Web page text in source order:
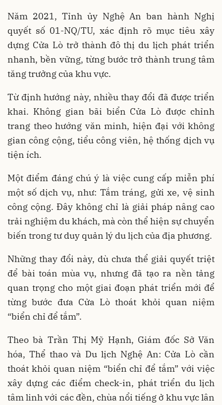
Năm 2021, Tỉnh ủy Nghệ An ban hành Nghị
quyết số 01-NQ/TU, xác định rõ mục tiêu xây
dựng Cửa Lò trở thành đô thị du lịch phát triển
nhanh, bền vững, từng bước trở thành trung tâm
tăng trưởng của khu vực.
Từ định hướng này, nhiều thay đổi đã được triển
khai. Không gian bãi biển Cửa Lò được chỉnh
trang theo hướng văn minh, hiện đại với không
gian công cộng, tiểu công viên, hệ thống dịch vụ
tiện ích.
Một điểm đáng chú ý là việc cung cấp miễn phí
một số dịch vụ, như: Tắm tráng, gửi xe, vệ sinh
công cộng. Đây không chỉ là giải pháp nâng cao
trải nghiệm du khách, mà còn thể hiện sự chuyển
biến trong tư duy quản lý du lịch của địa phương.
Những thay đổi này, dù chưa thể giải quyết triệt
để bài toán mùa vụ, nhưng đã tạo ra nền tảng
quan trọng cho một giai đoạn phát triển mới để
từng bước đưa Cửa Lò thoát khỏi quan niệm
“biển chỉ để tắm”.
Theo bà Trần Thị Mỹ Hạnh, Giám đốc Sở Văn
hóa, Thể thao và Du lịch Nghệ An: Cửa Lò cần
thoát khỏi quan niệm “biển chỉ để tắm” với việc
xây dựng các điểm check-in, phát triển du lịch
tâm linh với các đền, chùa nổi tiếng ở khu vực lân